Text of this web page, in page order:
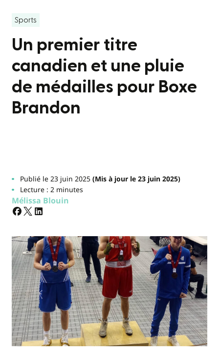
Sports
Un premier titre
canadien et une pluie
de médailles pour Boxe
Brandon
Publié le 23 juin 2025(Mis à jour le 23 juin 2025)
Lecture : 2 minutes
Mélissa Blouin